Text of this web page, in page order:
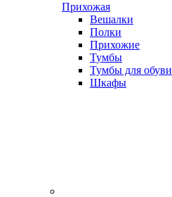
Прихожая
Вешалки
Полки
Прихожие
Тумбы
Тумбы для обуви
Шкафы